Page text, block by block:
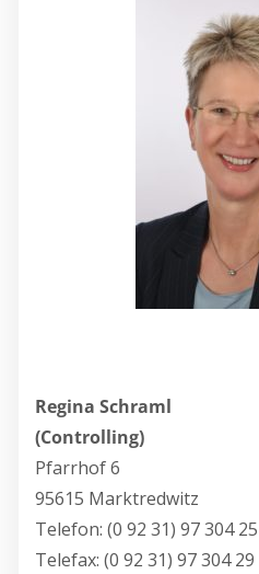
Regina Schraml
(Controlling)
Pfarrhof 6
95615 Marktredwitz
Telefon: (0 92 31) 97 304 25
Telefax: (0 92 31) 97 304 29